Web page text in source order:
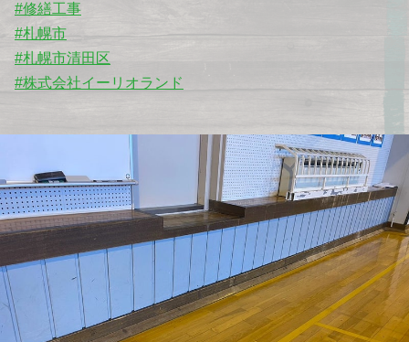
#修繕工事
#札幌市
#札幌市清田区
#株式会社イーリオランド